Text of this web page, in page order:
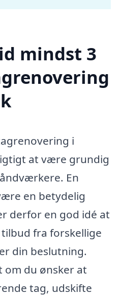
mindst 3
i
at være grundig
En
en betydelig
derfor en god idé at
fra forskellige
din beslutning.
du ønsker at
tag, udskifte